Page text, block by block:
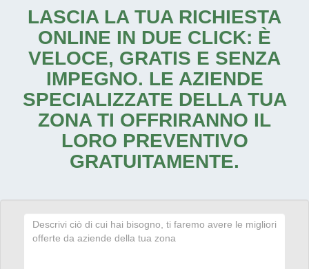
LASCIA LA TUA RICHIESTA
ONLINE IN DUE CLICK: È
VELOCE, GRATIS E SENZA
IMPEGNO. LE AZIENDE
SPECIALIZZATE DELLA TUA
ZONA TI OFFRIRANNO IL
LORO PREVENTIVO
GRATUITAMENTE.